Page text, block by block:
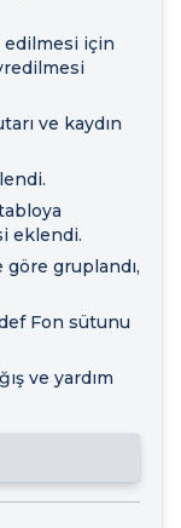
edilmesi için
ve kaydın
eklendi.
gruplandı,
Fon sütunu
ve yardım